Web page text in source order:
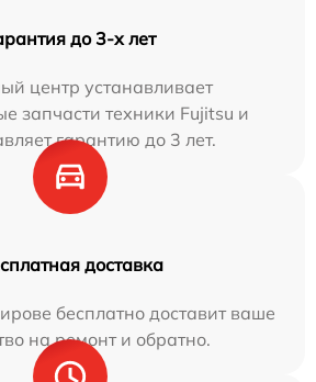
до 3-х лет
центр устанавливает
запчасти техники Fujitsu и
гарантию до 3 лет.
доставка
бесплатно доставит ваше
на ремонт и обратно.